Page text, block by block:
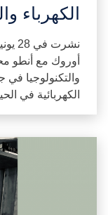
الكهرباء
أوروك مع أنطو
والتكنولوجيا
الكهربائية في